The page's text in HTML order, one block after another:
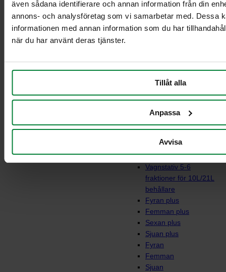
även sådana identifierare och annan information från din
annons- och analysföretag som vi samarbetar med. Dessa
informationen med annan information som du har
när du har använt deras tjänster.
Tillåt alla
Anpassa
Avvisa
Sorteringsvagnar
fraktioner för 10L/21L
behållare
Vagnstativ 5-6
fraktioner för 10L/21L
behållare
Fyran plus
Femman plus
Sexan plus
Sjuan plus
Fyran
Femman
Sjuan